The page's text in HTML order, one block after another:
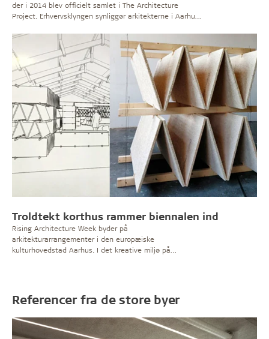
der i 2014 blev officielt samlet i The Architecture
Project. Erhvervsklyngen synliggør arkitekterne i Aarhus
Troldtekt korthus rammer biennalen ind
Rising Architecture Week byder på
arkitekturarrangementer i den europæiske
kulturhovedstad Aarhus. I det kreative miljø på
akustikplader, der er samlet som ”korthuse” i op til fem
meters højde. Når biennalen er afviklet, kan pladerne
Referencer fra de store byer